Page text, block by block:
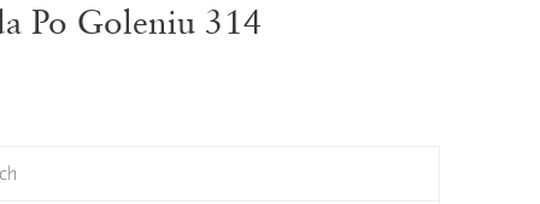
Po Goleniu 314